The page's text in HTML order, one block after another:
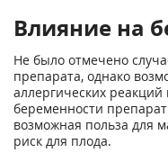
Влияние на
Не было отмечено
препарата, однако
аллергических
беременности препарат
возможная польза для
риск для плода.